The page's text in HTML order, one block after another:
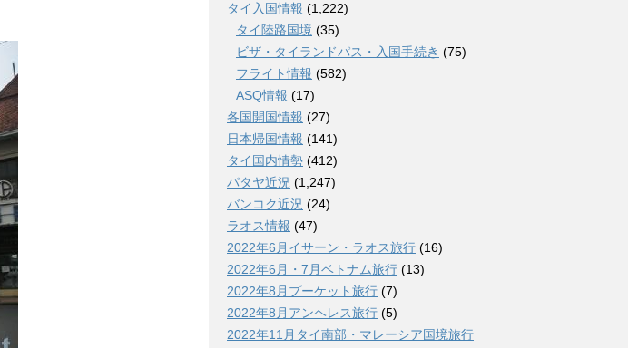
タイ入国情報 (1,222)
タイ陸路国境 (35)
ビザ・タイランドパス・入国手続き (75)
フライト情報 (582)
ASQ情報 (17)
各国開国情報 (27)
日本帰国情報 (141)
タイ国内情勢 (412)
パタヤ近況 (1,247)
バンコク近況 (24)
ラオス情報 (47)
2022年6月イサーン・ラオス旅行 (16)
2022年6月・7月ベトナム旅行 (13)
2022年8月プーケット旅行 (7)
2022年8月アンヘレス旅行 (5)
2022年11月タイ南部・マレーシア国境旅行